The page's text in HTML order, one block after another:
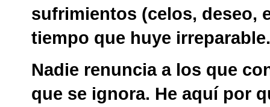
sufrimientos (celos, deseo,
tiempo que huye
Nadie renuncia a los que
que se ignora. He aquí por